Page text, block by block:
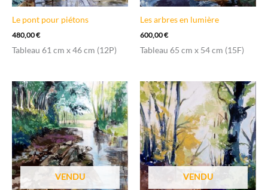
Le pont pour piétons
480,00€
Tableau 61 cm x 46 cm (12P)
Les arbres en lumière
600,00€
Tableau 65 cm x 54 cm (15F)
VENDU VENDU